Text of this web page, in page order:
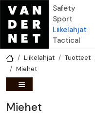
Hyppää pääsisältöön
Safety
Sport
Liikelahjat
Tactical
Liikelahjat Tuotteet
Miehet
Miehet